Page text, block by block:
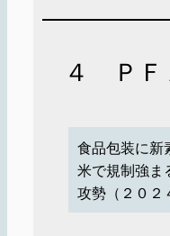
４ ＰＦ
食品包装に
米で規制強
攻勢（２０２